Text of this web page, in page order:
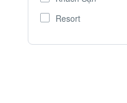
Resort